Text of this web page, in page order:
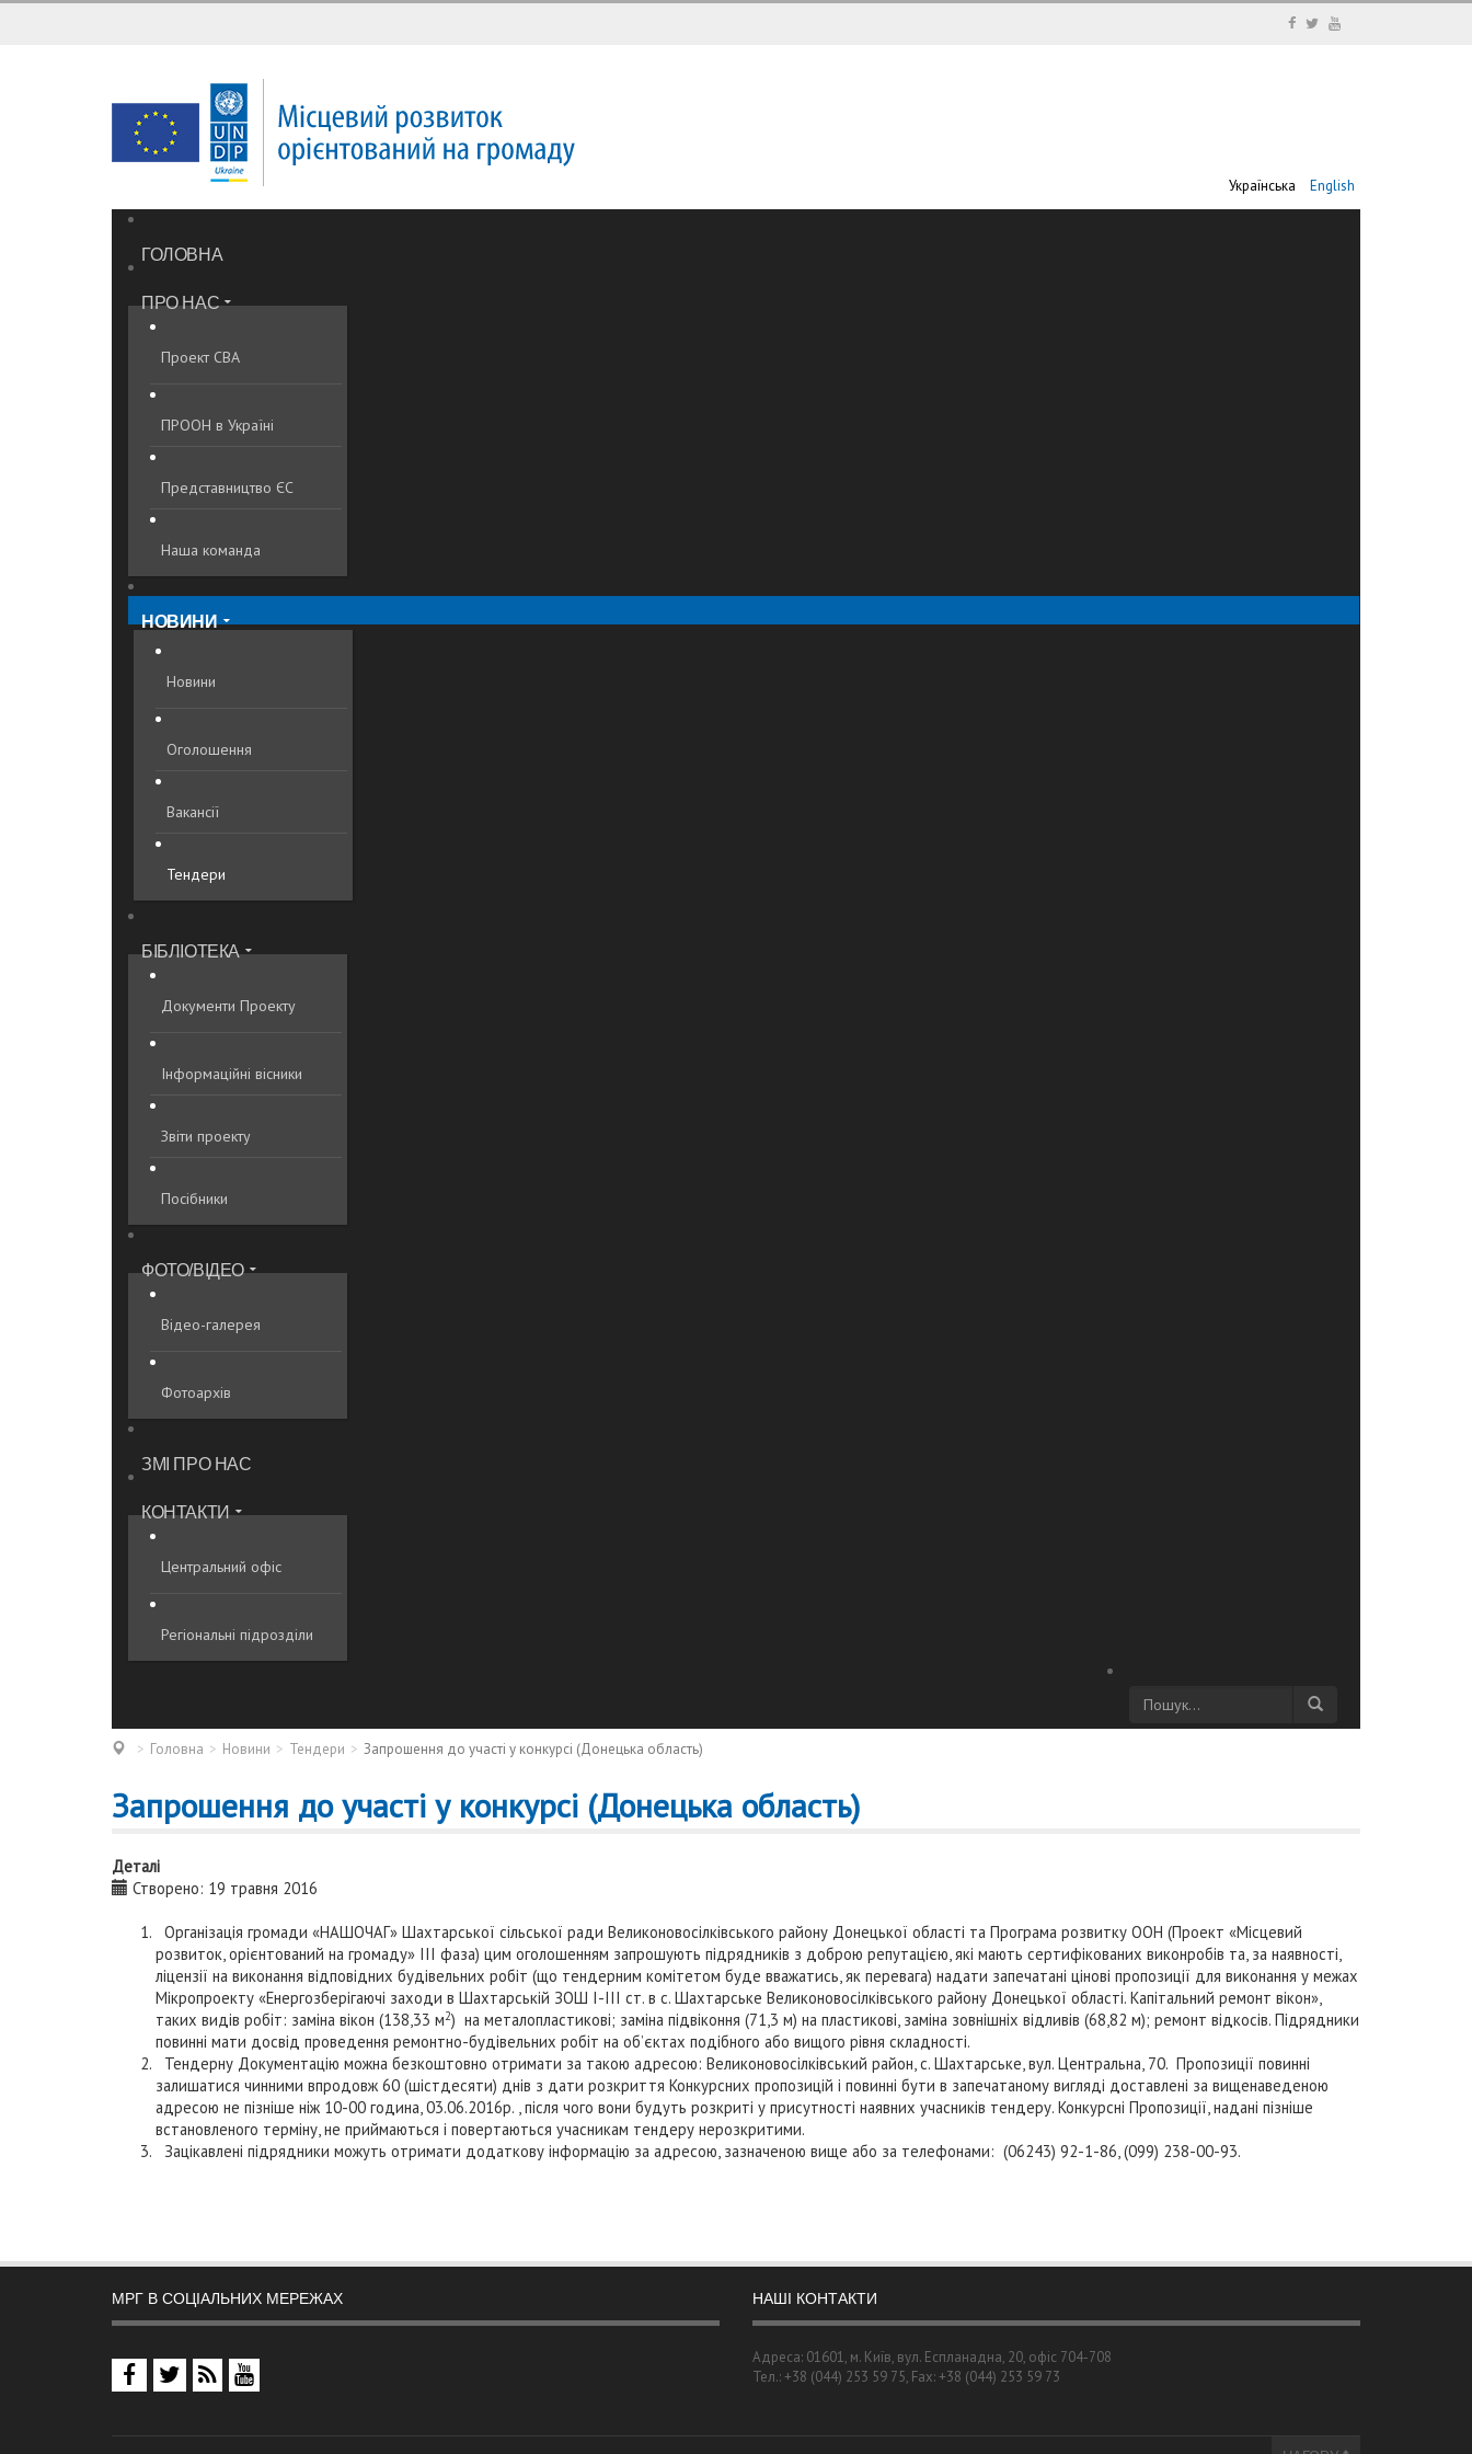
Українська English
ГОЛОВНА
ПРО НАС
Проект CBA
ПРООН в Україні
Представництво ЄС
Наша команда
НОВИНИ
Новини
Оголошення
Вакансії
Тендери
БІБЛІОТЕКА
Документи Проекту
Інформаційні вісники
Звіти проекту
Посібники
ФОТО/ВІДЕО
Відео-галерея
Фотоархів
ЗМІ ПРО НАС
КОНТАКТИ
Центральний офіс
Регіональні підрозділи
Головна Новини Тендери Запрошення до участі у конкурсі (Донецька область)
Запрошення до участі у конкурсі (Донецька область)
Деталі
Створено: 19 травня 2016
Організація громади «НАШОЧАГ» Шахтарської сільської ради Великоновосілківського району Донецької області та Програма розвитку ООН (Проект «Місцевий
розвиток, орієнтований на громаду» ІІІ фаза) цим оголошенням запрошують підрядників з доброю репутацією, які мають сертифікованих виконробів та, за наявності,
ліцензії на виконання відповідних будівельних робіт (що тендерним комітетом буде вважатись, як перевага) надати запечатані цінові пропозиції для виконання у межах
Мікропроекту «Енергозберігаючі заходи в Шахтарській ЗОШ І-ІІІ cт. в с. Шахтарське Великоновосілківського району Донецької області. Капітальний ремонт вікон»,
таких видів робіт: заміна вікон (138,33 м2) на металопластикові; заміна підвіконня (71,3 м) на пластикові, заміна зовнішніх відливів (68,82 м); ремонт відкосів. Підрядники
повинні мати досвід проведення ремонтно-будівельних робіт на об’єктах подібного або вищого рівня складності.
Тендерну Документацію можна безкоштовно отримати за такою адресою: Великоновосілківський район, с. Шахтарське, вул. Центральна, 70. Пропозиції повинні
залишатися чинними впродовж 60 (шістдесяти) днів з дати розкриття Конкурсних пропозицій і повинні бути в запечатаному вигляді доставлені за вищенаведеною
адресою не пізніше ніж 10-00 година, 03.06.2016р. , після чого вони будуть розкриті у присутності наявних учасників тендеру. Конкурсні Пропозиції, надані пізніше
встановленого терміну, не приймаються і повертаються учасникам тендеру нерозкритими.
Зацікавлені підрядники можуть отримати додаткову інформацію за адресою, зазначеною вище або за телефонами: (06243) 92-1-86, (099) 238-00-93.
МРГ В СОЦІАЛЬНИХ МЕРЕЖАХ НАШІ КОНТАКТИ
Адреса: 01601, м. Київ, вул. Еспланадна, 20, офіс 704-708
Тел.: +38 (044) 253 59 75, Fax: +38 (044) 253 59 73